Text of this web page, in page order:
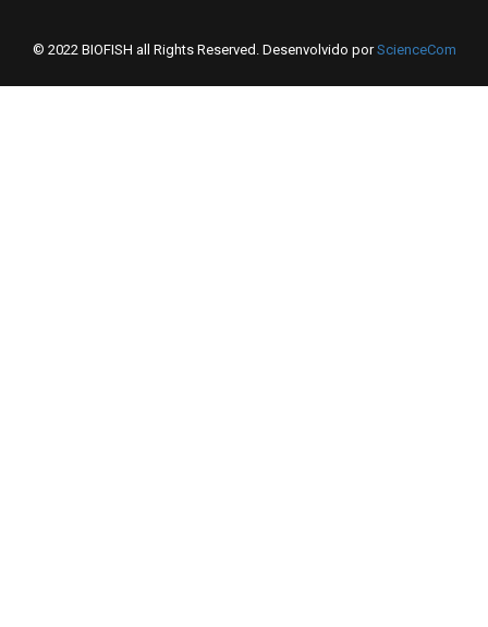
© 2022 BIOFISH all Rights Reserved. Desenvolvido porScienceCom